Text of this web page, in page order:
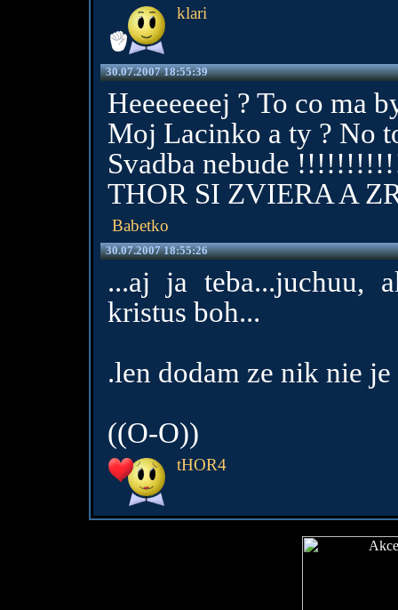
klari
30.07.2007 18:55:39
Heeeeeeej ? To co ma
Moj Lacinko a ty ? No
Svadba nebude
THOR SI ZVIERA A
Babetko
30.07.2007 18:55:26
...aj ja teba...juchuu,
kristus boh...
.len dodam ze nik nie
((O-O))
tHOR4